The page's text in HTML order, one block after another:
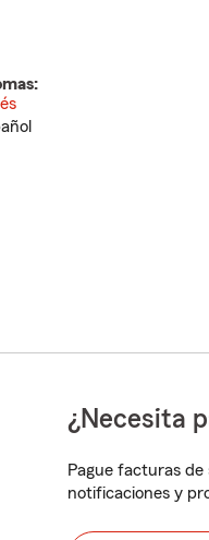
¿Necesita
Pague facturas
notificaciones y